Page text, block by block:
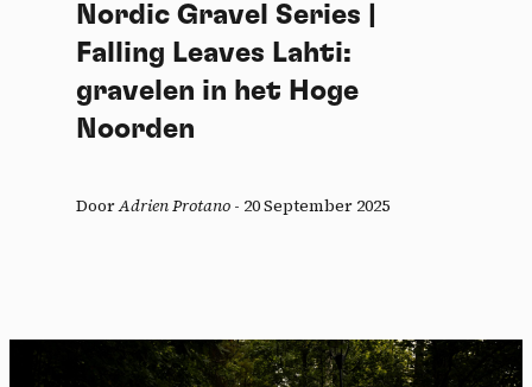
Nordic Gravel Series |
Falling Leaves Lahti:
gravelen in het Hoge
Noorden
DoorAdrien Protano - 20 September 2025